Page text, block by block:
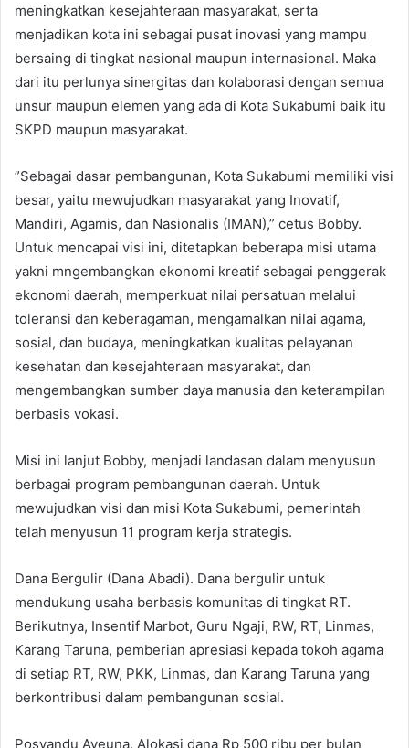
meningkatkan kesejahteraan masyarakat, serta
menjadikan kota ini sebagai pusat inovasi yang mampu
bersaing di tingkat nasional maupun internasional. Maka
dari itu perlunya sinergitas dan kolaborasi dengan semua
unsur maupun elemen yang ada di Kota Sukabumi baik itu
SKPD maupun masyarakat.
”Sebagai dasar pembangunan, Kota Sukabumi memiliki visi
besar, yaitu mewujudkan masyarakat yang Inovatif,
Mandiri, Agamis, dan Nasionalis (IMAN),” cetus Bobby.
Untuk mencapai visi ini, ditetapkan beberapa misi utama
yakni mngembangkan ekonomi kreatif sebagai penggerak
ekonomi daerah, memperkuat nilai persatuan melalui
toleransi dan keberagaman, mengamalkan nilai agama,
sosial, dan budaya, meningkatkan kualitas pelayanan
kesehatan dan kesejahteraan masyarakat, dan
mengembangkan sumber daya manusia dan keterampilan
berbasis vokasi.
Misi ini lanjut Bobby, menjadi landasan dalam menyusun
berbagai program pembangunan daerah. Untuk
mewujudkan visi dan misi Kota Sukabumi, pemerintah
telah menyusun 11 program kerja strategis.
Dana Bergulir (Dana Abadi). Dana bergulir untuk
mendukung usaha berbasis komunitas di tingkat RT.
Berikutnya, Insentif Marbot, Guru Ngaji, RW, RT, Linmas,
Karang Taruna, pemberian apresiasi kepada tokoh agama
di setiap RT, RW, PKK, Linmas, dan Karang Taruna yang
berkontribusi dalam pembangunan sosial.
Posyandu Ayeuna. Alokasi dana Rp 500 ribu per bulan